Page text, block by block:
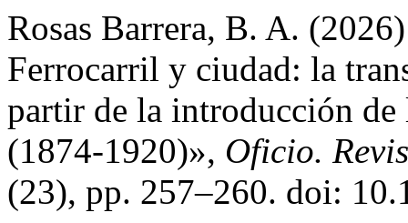
Rosas Barrera, B. A.
Ferrocarril y ciudad: la
partir de la introducción
(1874-1920)», Oficio.
(23), pp. 257–260. doi: